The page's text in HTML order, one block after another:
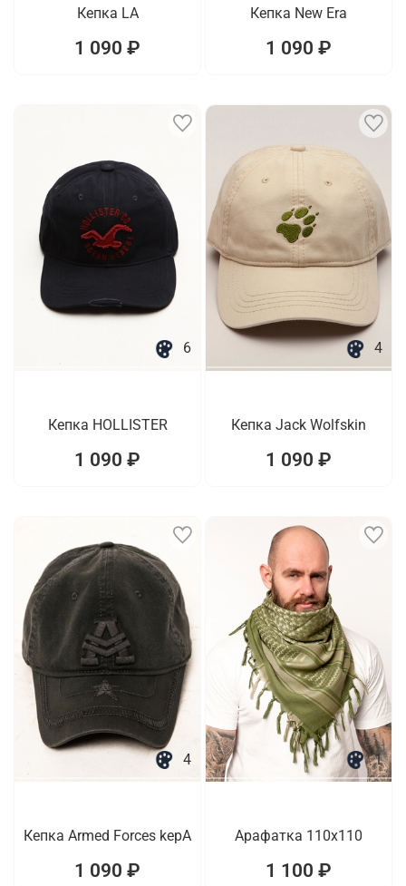
Кепка LA
1 090 ₽
Кепка New Era
1 090 ₽
6
Кепка HOLLISTER
1 090 ₽
4
Кепка Jack Wolfskin
1 090 ₽
4
Кепка Armed Forces kepA
1 090 ₽
1
Арафатка 110x110
1 100 ₽